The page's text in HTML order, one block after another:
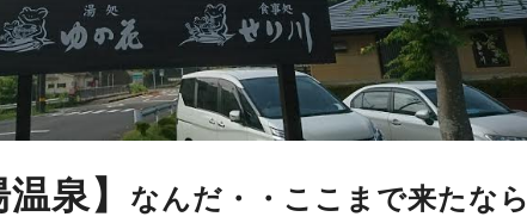
温泉】 なんだ・・ここまで来たなら